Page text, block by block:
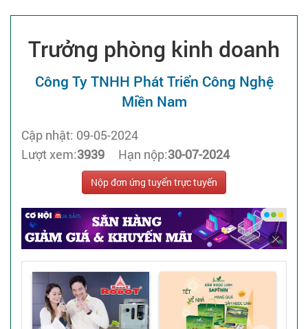
Trưởng phòng kinh doanh
Công Ty TNHH Phát Triển Công Nghệ
Miền Nam
Cập nhật: 09-05-2024
Lượt xem:3939 Hạn nộp:30-07-2024
Nộp đơn ứng tuyển trực tuyến